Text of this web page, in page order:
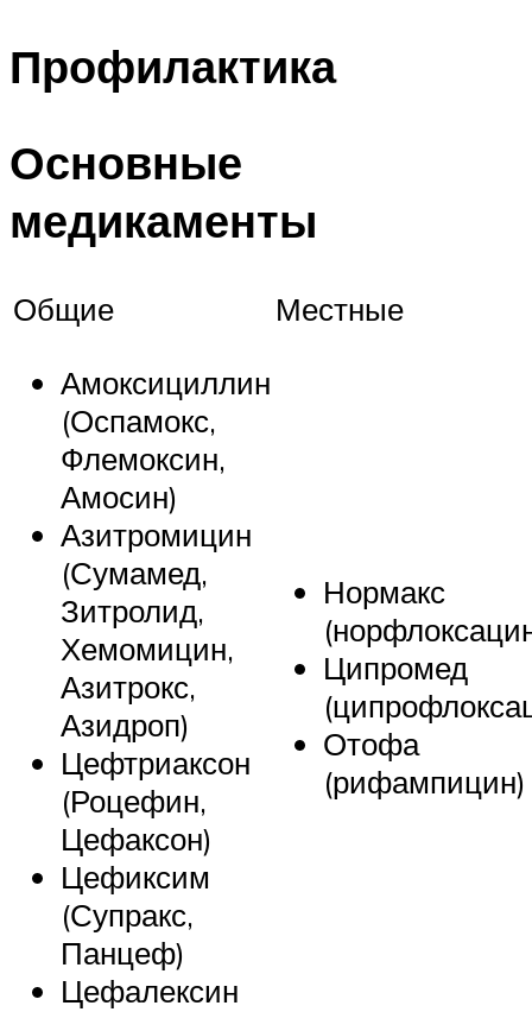
Профилактика
Основные
медикаменты
Общие
Местные
Амоксициллин
(Оспамокс,
Флемоксин,
Амосин)
Азитромицин
(Сумамед,
Зитролид,
Хемомицин,
Азитрокс,
Азидроп)
Цефтриаксон
(Роцефин,
Цефаксон)
Цефиксим
(Супракс,
Панцеф)
Цефалексин
Нормакс
Ципромед
Отофа
(рифампицин)